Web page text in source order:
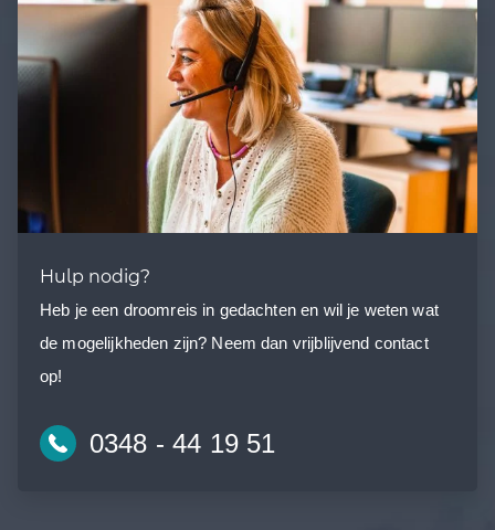
Hulp nodig?
Heb je een droomreis in gedachten en wil je weten wat
de mogelijkheden zijn? Neem dan vrijblijvend contact
op!
0348 - 44 19 51